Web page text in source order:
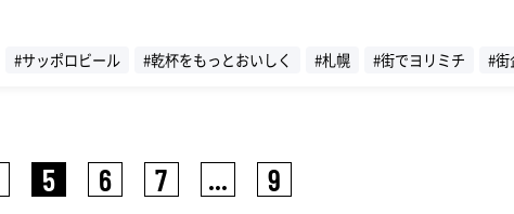
#サッポロビール #乾杯をもっとおいしく #札幌 #街でヨリミチ
#街
5 6 7 ... 9